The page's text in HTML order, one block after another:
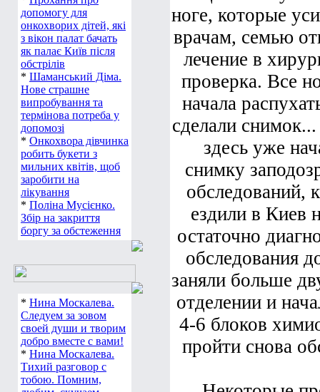
допомогу для
онкохворих дітей, які
з вікон палат бачать
як палає Київ після
обстрілів
* Шаманський Діма.
Нове страшне
випробування та
термінова потреба у
допомозі
* Онкохвора дівчинка
робить букети з
мильних квітів, щоб
заробити на
лікування
* Поліна Мусієнко.
Збір на закриття
боргу за обстеження
* Нина Москалева.
Следуем за зовом
своей души и творим
добро вместе с вами!
* Нина Москалева.
Тихий разговор с
тобою. Помним,
ноге, которые
врачам, семью
лечение в
проверка. Все
начала
сделали
здесь уже
снимку
обследований,
ездили в Киев
остаточно
обследования
заняли больше
отделении и
4-6 блоков
пройти снова